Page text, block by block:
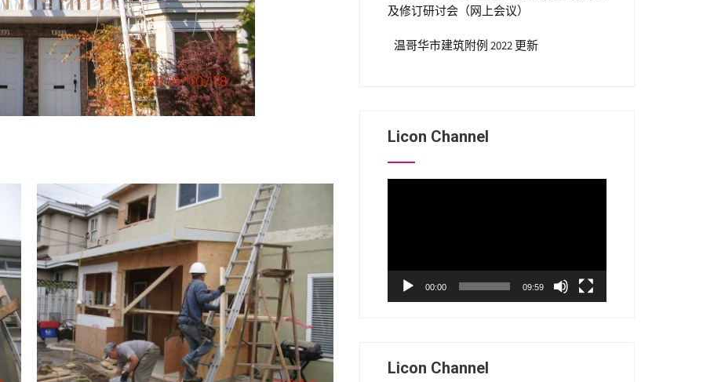
及修订研讨会（网上会议）
温哥华市建筑附例 2022 更新
Licon Channel
00:00 09:59
Licon Channel